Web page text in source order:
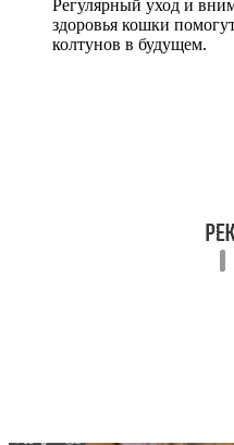
Регулярный уход и
здоровья кошки
колтунов в будущем.